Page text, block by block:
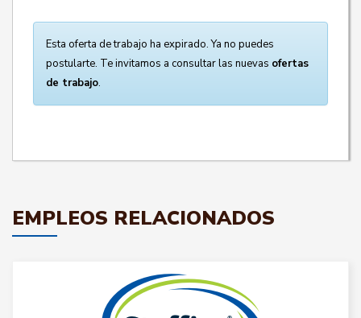
Esta oferta de trabajo ha expirado. Ya no puedes
postularte. Te invitamos a consultar las nuevas ofertas
de trabajo.
EMPLEOS RELACIONADOS